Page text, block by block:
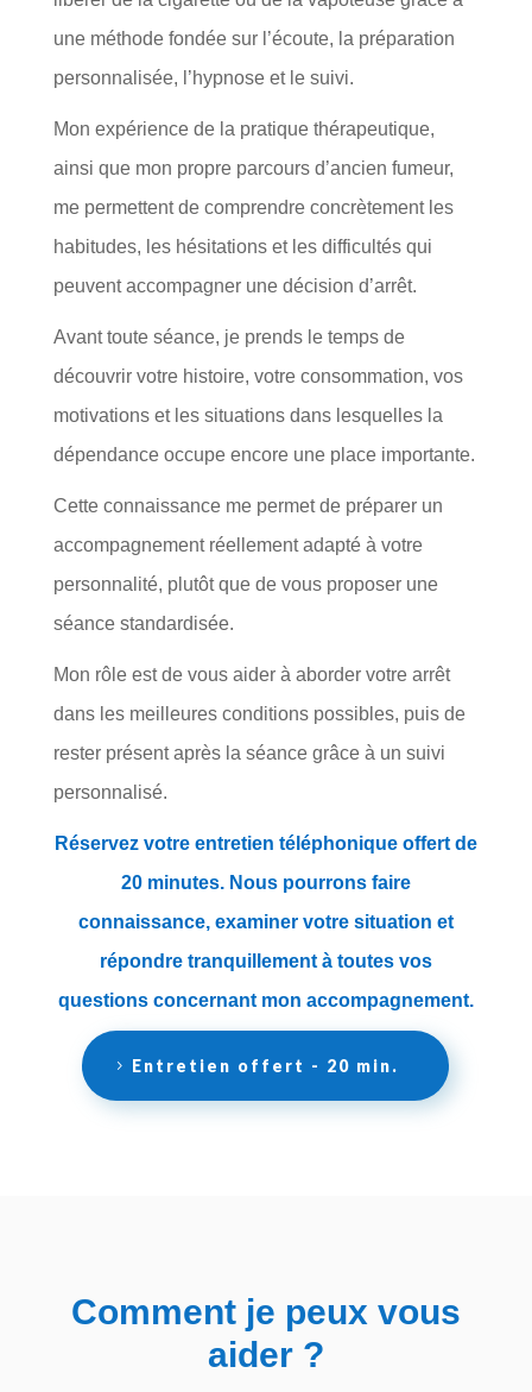
une méthode fondée sur l’écoute, la préparation
personnalisée, l’hypnose et le suivi.
Mon expérience de la pratique thérapeutique,
ainsi que mon propre parcours d’ancien fumeur,
me permettent de comprendre concrètement les
habitudes, les hésitations et les difficultés qui
peuvent accompagner une décision d’arrêt.
Avant toute séance, je prends le temps de
découvrir votre histoire, votre consommation, vos
motivations et les situations dans lesquelles la
dépendance occupe encore une place importante.
Cette connaissance me permet de préparer un
accompagnement réellement adapté à votre
personnalité, plutôt que de vous proposer une
séance standardisée.
Mon rôle est de vous aider à aborder votre arrêt
dans les meilleures conditions possibles, puis de
rester présent après la séance grâce à un suivi
personnalisé.
Réservez votre entretien téléphonique offert de
20 minutes. Nous pourrons faire
connaissance, examiner votre situation et
répondre tranquillement à toutes vos
questions concernant mon accompagnement.
Entretien offert - 20 min.
Comment je peux vous
aider ?